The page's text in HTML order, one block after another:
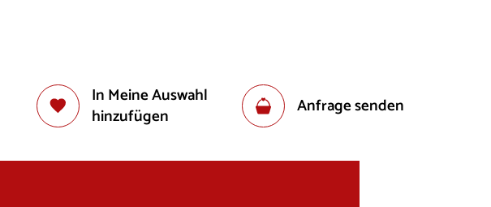
In Meine Auswahl
hinzufügen
Anfrage senden